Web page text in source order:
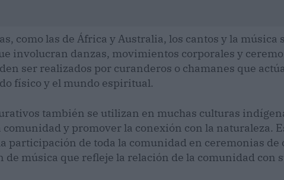
como las de África y Australia, los cantos y la música
involucran danzas, movimientos corporales y
ser realizados por curanderos o chamanes que
físico y el mundo espiritual.
también se utilizan en muchas culturas
y promover la conexión con la naturaleza.
participación de toda la comunidad en ceremonias de
de música que refleje la relación de la comunidad con